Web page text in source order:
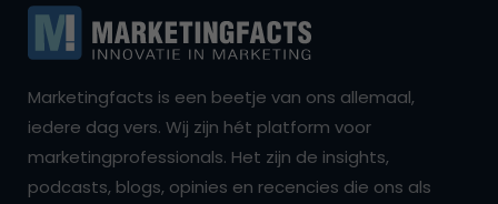
Marketingfacts is een beetje van ons allemaal,
iedere dag vers. Wij zijn hét platform voor
marketingprofessionals. Het zijn de insights,
podcasts, blogs, opinies en recencies die ons als